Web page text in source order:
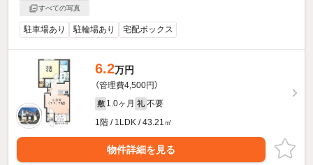
すべての写真
駐車場あり 駐輪場あり 宅配ボックス
6.2万円
（管理費4,500円）
敷 1.0ヶ月 礼 不要
1階 / 1LDK / 43.21㎡
物件詳細を見る